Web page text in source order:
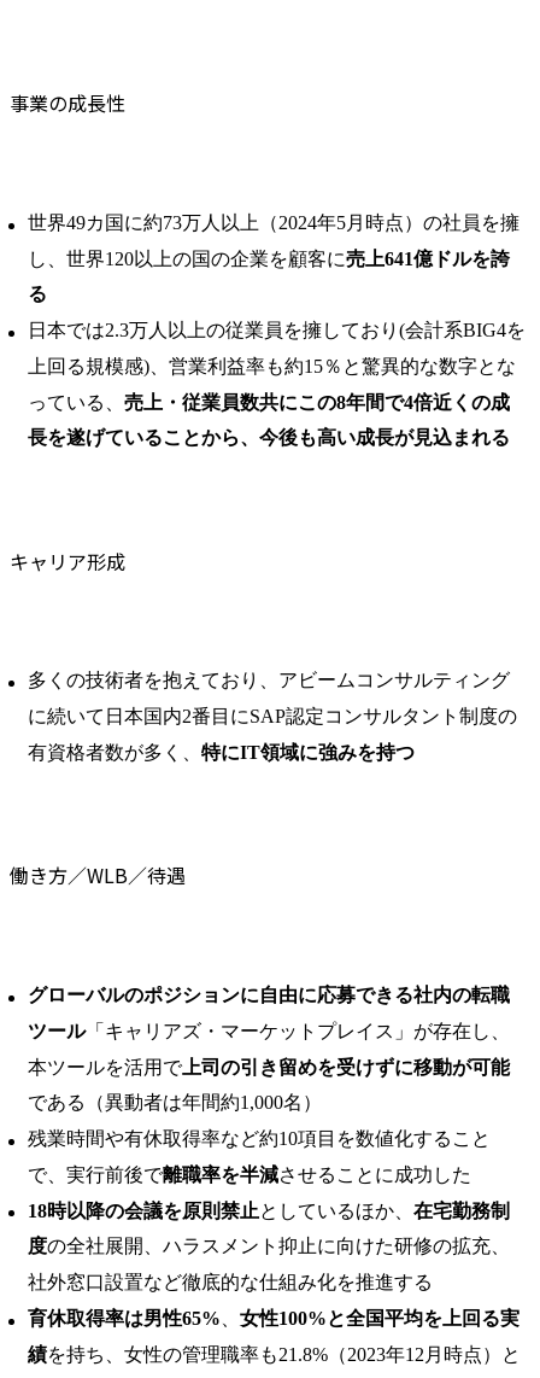
事業の成長性
世界49カ国に約73万人以上（2024年5月時点）の社員を擁
し、世界120以上の国の企業を顧客に売上641億ドルを誇
る
日本では2.3万人以上の従業員を擁しており(会計系BIG4を
上回る規模感)、営業利益率も約15％と驚異的な数字とな
っている、 売上・従業員数共にこの8年間で4倍近くの成
長を遂げていることから、今後も高い成長が見込まれる
キャリア形成
多くの技術者を抱えており、アビームコンサルティング
に続いて日本国内2番目にSAP認定コンサルタント制度の
有資格者数が多く、 特にIT領域に強みを持つ
働き方／WLB／待遇
グローバルのポジションに自由に応募できる社内の転職
ツール「キャリアズ・マーケットプレイス」が存在し、
本ツールを活用で上司の引き留めを受けずに移動が可能
である（異動者は年間約1,000名）
残業時間や有休取得率など約10項目を数値化すること
で、実行前後で離職率を半減させることに成功した
18時以降の会議を原則禁止としているほか、 在宅勤務制
度の全社展開、ハラスメント抑止に向けた研修の拡充、
社外窓口設置など徹底的な仕組み化を推進する
育休取得率は男性65%
女性100%と全国平均を上回る実
績を持ち、女性の管理職率も21.8%（2023年12月時点）と